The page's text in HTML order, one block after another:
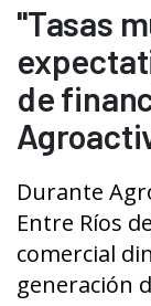
"Tasas
de
Durante
Entre Ríos
comercial
generación